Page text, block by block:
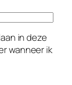
in deze
wanneer ik